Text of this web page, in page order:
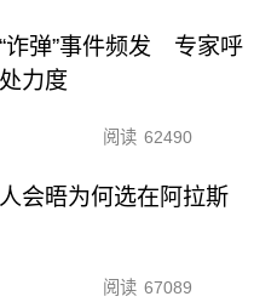
诈弹”事件频发 专家呼
力度
阅读 62490
会晤为何选在阿拉斯
阅读 67089